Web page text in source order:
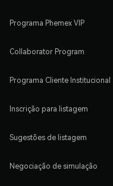
Programa Phemex VIP
Collaborator Program
Programa Cliente Institucional
Inscrição para listagem
Sugestões de listagem
Negociação de simulação